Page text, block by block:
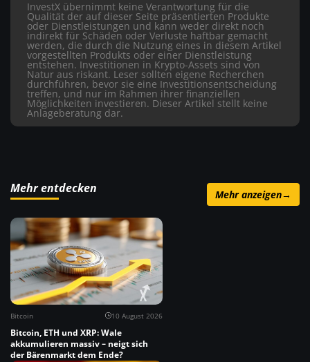
InvestX übernimmt keine Verantwortung für die
Qualität der auf dieser Seite präsentierten Produkte
oder Dienstleistungen und kann weder direkt noch
indirekt für Schäden oder Verluste haftbar gemacht
werden, die durch die Nutzung eines in diesem Artikel
vorgestellten Produkts oder einer Dienstleistung
entstehen. Investitionen in Krypto-Assets sind von
Natur aus riskant. Leser sollten eigene Recherchen
durchführen, bevor sie eine Investitionsentscheidung
treffen, und nur im Rahmen ihrer finanziellen
Möglichkeiten investieren. Dieser Artikel stellt keine
Anlageberatung dar.
Mehr entdecken Mehr anzeigen→
Bitcoin 10 August 2026
Bitcoin, ETH und XRP: Wale
akkumulieren massiv – neigt sich
der Bärenmarkt dem Ende?